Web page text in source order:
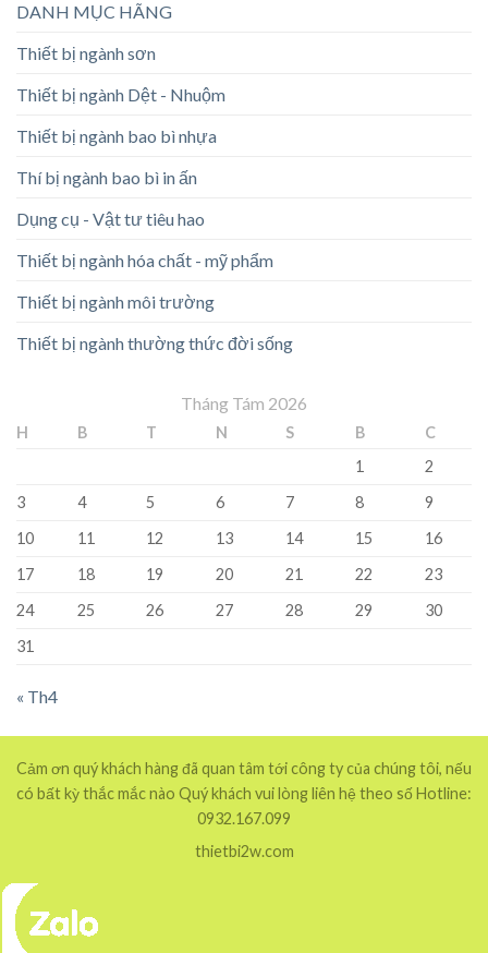
DANH MỤC HÃNG
Thiết bị ngành sơn
Thiết bị ngành Dệt - Nhuộm
Thiết bị ngành bao bì nhựa
Thí bị ngành bao bì in ấn
Dụng cụ - Vật tư tiêu hao
Thiết bị ngành hóa chất - mỹ phẩm
Thiết bị ngành môi trường
Thiết bị ngành thường thức đời sống
Tháng Tám 2026
H B T N S B
C
1
2
3
4 5 6 7 8
9
10
11 12 13 14 15
16
17
18 19 20 21 22
23
24
25 26 27 28 29
30
31
« Th4
Cảm ơn quý khách hàng đã quan tâm tới công ty của chúng tôi, nếu
có bất kỳ thắc mắc nào Quý khách vui lòng liên hệ theo số Hotline:
0932.167.099
thietbi2w.com